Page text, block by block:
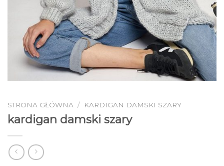
STRONA GŁÓWNA / KARDIGAN DAMSKI SZARY
kardigan damski szary